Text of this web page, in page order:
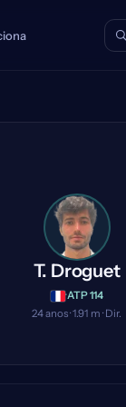
T. Droguet
·ATP 114
24 anos · 1.91 m · Dir.